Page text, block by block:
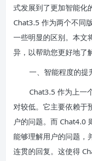
式发展到了更加智能化
Chat3.5 作为两个不同
一些明显的区别。本文
异，以帮助您更好地了
一、智能程度的提
Chat3.5 作为上一
对较低。它主要依赖于
户的问题。而 Chat4.0
能够理解用户的问题，
连贯的回复。这使得